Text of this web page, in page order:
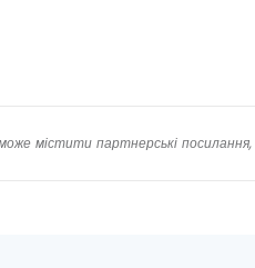
містити партнерські посилання,